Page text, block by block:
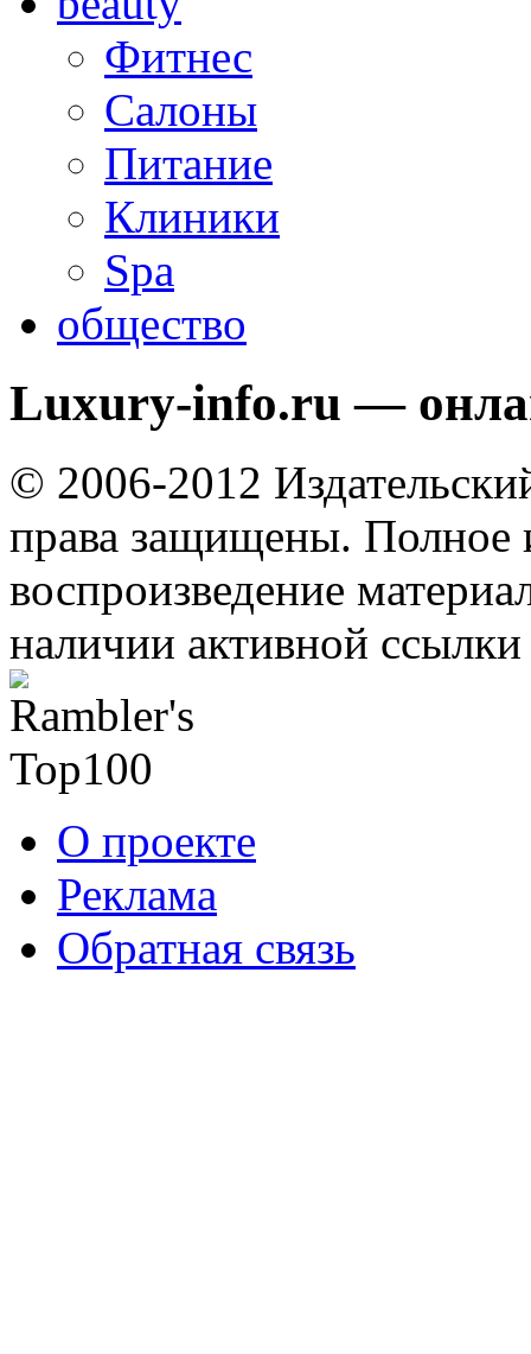
Фитнес
Салоны
Питание
Клиники
Spa
общество
Luxury-info.ru —
© 2006-2012
права защищены. Полное
воспроизведение
наличии активной ссылки
О проекте
Реклама
Обратная связь